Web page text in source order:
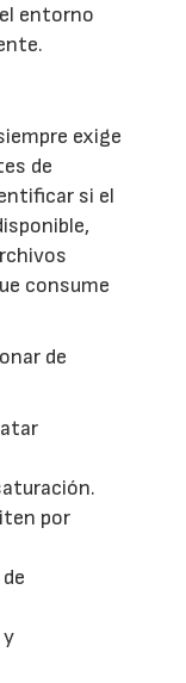
entorno
exige
de
si el
consume
de
por